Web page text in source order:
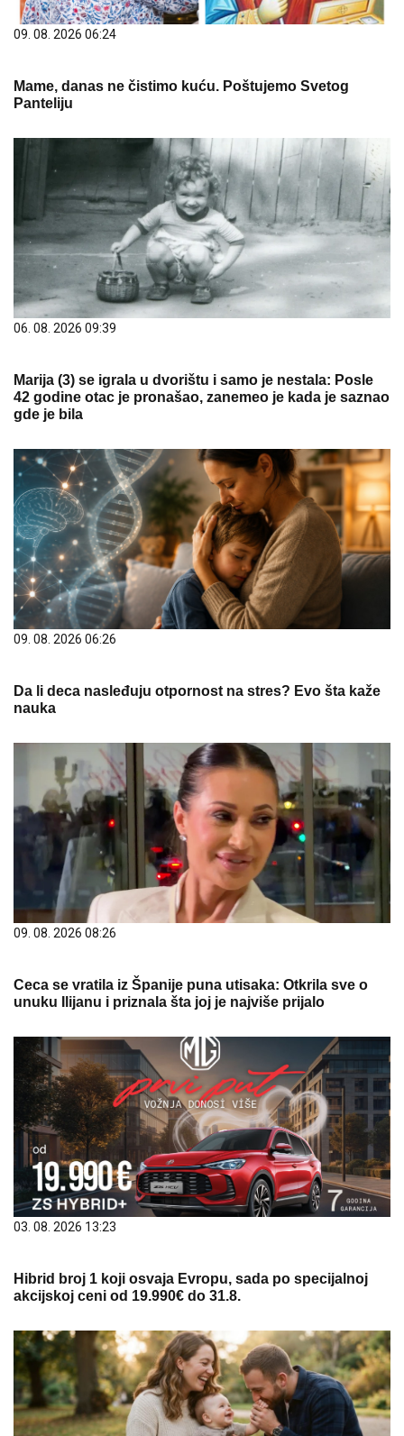
09. 08. 2026 06:24
Mame, danas ne čistimo kuću. Poštujemo Svetog
Panteliju
06. 08. 2026 09:39
Marija (3) se igrala u dvorištu i samo je nestala: Posle
42 godine otac je pronašao, zanemeo je kada je saznao
gde je bila
09. 08. 2026 06:26
Da li deca nasleđuju otpornost na stres? Evo šta kaže
nauka
09. 08. 2026 08:26
Ceca se vratila iz Španije puna utisaka: Otkrila sve o
unuku Ilijanu i priznala šta joj je najviše prijalo
03. 08. 2026 13:23
Hibrid broj 1 koji osvaja Evropu, sada po specijalnoj
akcijskoj ceni od 19.990€ do 31.8.